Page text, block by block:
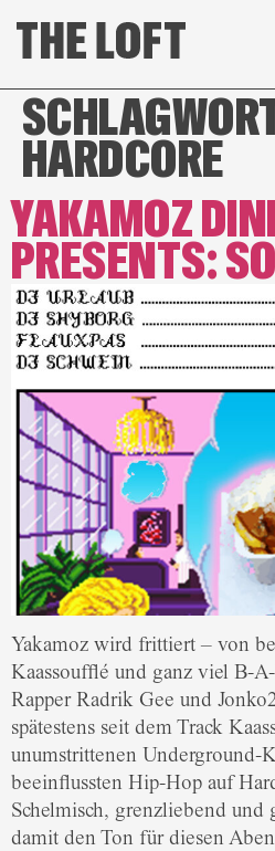
HARDCORE
YAKAMOZ
PRESENTS:
Yakamoz wird frittiert – von
Kaassoufflé und ganz viel B-
Rapper Radrik Gee und
spätestens seit dem Track
unumstrittenen Underground-
beeinflussten Hip-Hop auf
Schelmisch, grenzliebend und
damit den Ton für diesen